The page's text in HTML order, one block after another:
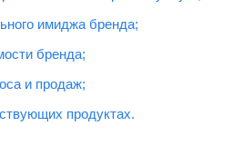
имиджа бренда;
бренда;
и продаж;
продуктах.